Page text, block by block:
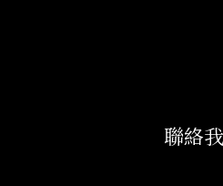
聯絡